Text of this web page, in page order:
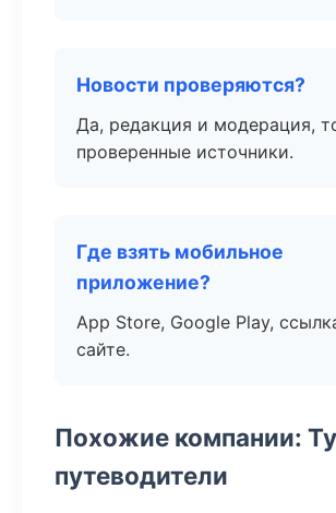
Новости проверяются?
Да, редакция и модерация,
проверенные источники.
Где взять мобильное
приложение?
App Store, Google Play,
сайте.
Похожие компании:
путеводители